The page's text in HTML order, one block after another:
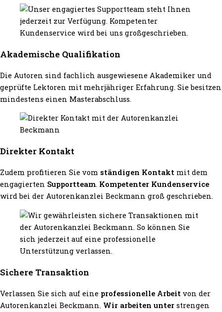
Akademische Qualifikation
Die Autoren sind fachlich ausgewiesene Akademiker und
geprüfte Lektoren mit mehrjähriger Erfahrung. Sie besitzen
mindestens einen Masterabschluss.
Direkter Kontakt
Zudem profitieren Sie vom ständigen Kontakt mit dem
engagierten Supportteam. Kompetenter Kundenservice
wird bei der Autorenkanzlei Beckmann groß geschrieben.
Sichere Transaktion
Verlassen Sie sich auf eine professionelle Arbeit von der
Autorenkanzlei Beckmann. Wir arbeiten unter strengen